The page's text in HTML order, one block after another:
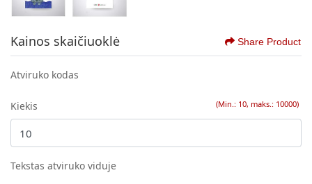
Kainos skaičiuoklė Share Product
Atviruko kodas
(Min.: 10, maks.: 10000)
Kiekis
Tekstas atviruko viduje